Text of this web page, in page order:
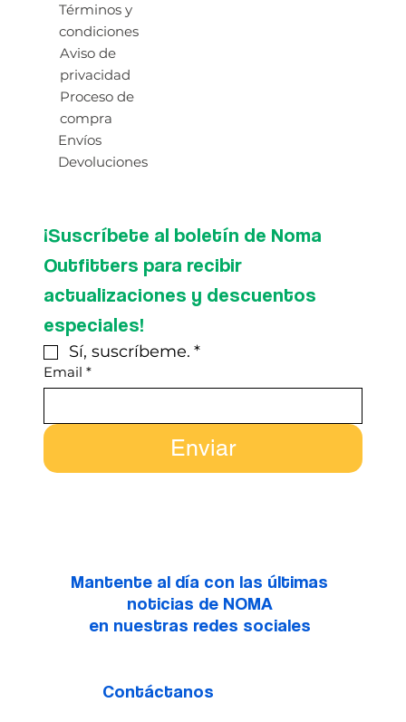
Términos y
condiciones
Aviso de
privacidad
Proceso de
compra
Envíos
Devoluciones
¡Suscríbete al boletín de Noma
Outfitters para recibir
actualizaciones y descuentos
especiales!
Sí, suscríbeme. *
Email *
Enviar
Mantente al día con las últimas
noticias de NOMA
en nuestras redes sociales
Contáctanos